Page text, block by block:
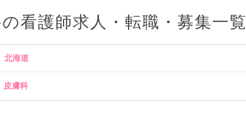
の看護師求人・転職・募集一覧
北海道
皮膚科